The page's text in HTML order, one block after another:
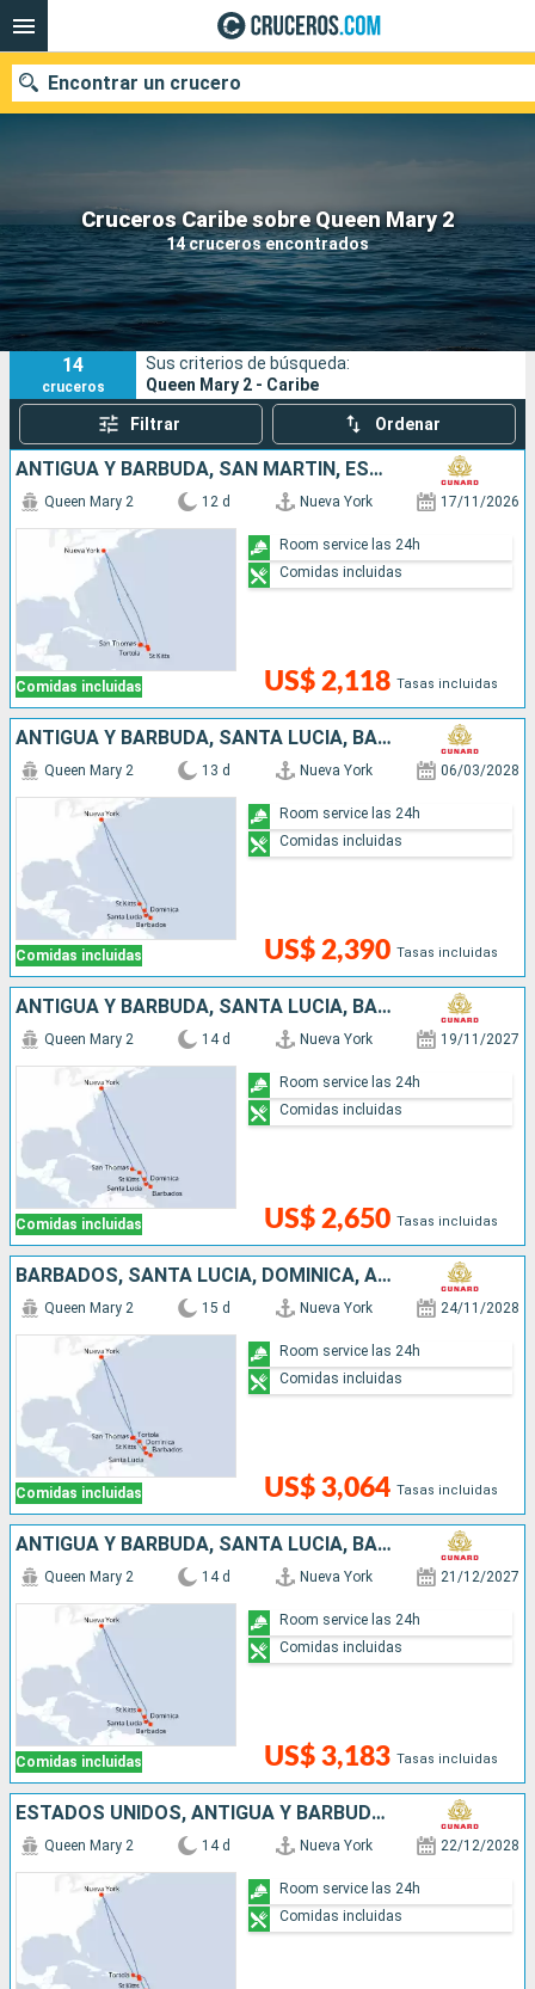
Cruceros Caribe sobre Queen Mary 2
14 cruceros encontrados
Encontrar un crucero
Nuestros destinos
Fecha de salida
Puertos Compañías
Buscar
14
cruceros
Sus criterios de búsqueda:
Queen Mary 2 - Caribe
Filtrar Ordenar
ANTIGUA Y BARBUDA, SAN MARTÍN, ESTADOS UNIDOS
Comidas incluidas
Queen Mary 2 12 d Nueva York 17/11/2026
US$ 2,118 Tasas incluidas
Room service las 24h
Comidas incluidas
ANTIGUA Y BARBUDA, SANTA LUCIA, BARBADOS, DOMINICA, SAN MARTÍN, ESTADOS UNIDOS
Comidas incluidas
Queen Mary 2 13 d Nueva York 06/03/2028
US$ 2,390 Tasas incluidas
Room service las 24h
Comidas incluidas
ANTIGUA Y BARBUDA, SANTA LUCIA, BARBADOS, DOMINICA, SAN MARTÍN, ESTADOS UNIDOS
Comidas incluidas
Queen Mary 2 14 d Nueva York 19/11/2027
US$ 2,650 Tasas incluidas
Room service las 24h
Comidas incluidas
BARBADOS, SANTA LUCIA, DOMINICA, ANTIGUA Y BARBUDA, ESTADOS UNIDOS
Comidas incluidas
Queen Mary 2 15 d Nueva York 24/11/2028
US$ 3,064 Tasas incluidas
Room service las 24h
Comidas incluidas
ANTIGUA Y BARBUDA, SANTA LUCIA, BARBADOS, DOMINICA, SAN MARTÍN, ESTADOS UNIDOS
Comidas incluidas
Queen Mary 2 14 d Nueva York 21/12/2027
US$ 3,183 Tasas incluidas
Room service las 24h
Comidas incluidas
ESTADOS UNIDOS, ANTIGUA Y BARBUDA, SANTA LUCIA, BARBADOS, SAN MARTÍN
Queen Mary 2 14 d Nueva York 22/12/2028
Room service las 24h
Comidas incluidas